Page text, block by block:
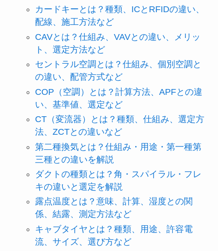
カードキーとは？種類、ICとRFIDの違い、
配線、施工方法など
CAVとは？仕組み、VAVとの違い、メリッ
ト、選定方法など
セントラル空調とは？仕組み、個別空調と
の違い、配管方式など
COP（空調）とは？計算方法、APFとの違
い、基準値、選定など
CT（変流器）とは？種類、仕組み、選定方
法、ZCTとの違いなど
第二種換気とは？仕組み・用途・第一種第
三種との違いを解説
ダクトの種類とは？角・スパイラル・フレ
キの違いと選定を解説
露点温度とは？意味、計算、湿度との関
係、結露、測定方法など
キャブタイヤとは？種類、用途、許容電
流、サイズ、選び方など